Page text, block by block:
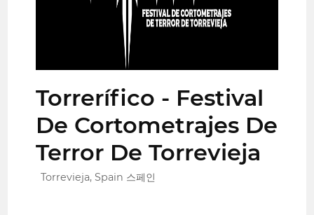
Torrerífico - Festival
De Cortometrajes De
Terror De Torrevieja
Torrevieja, Spain 스페인